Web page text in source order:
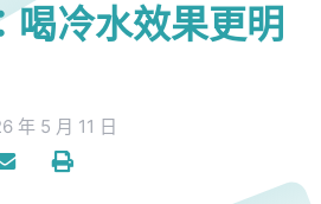
喝冷水效果更明
年 5 月 11 日